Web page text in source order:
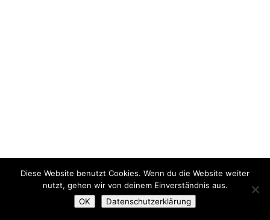
Diese Website benutzt Cookies. Wenn du die Website weiter
nutzt, gehen wir von deinem Einverständnis aus.
OK
Datenschutzerklärung